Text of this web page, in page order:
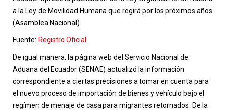
a la Ley de Movilidad Humana que regirá por los próximos años
(Asamblea Nacional).
Fuente: Registro Oficial
De igual manera, la página web del Servicio Nacional de
Aduana del Ecuador (SENAE) actualizó la información
correspondiente a ciertas precisiones a tomar en cuenta para
el nuevo proceso de importación de bienes y vehículo bajo el
regímen de menaje de casa para migrantes retornados. De la